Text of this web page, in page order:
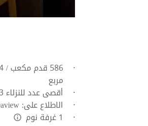
مربع
أقصى عدد للنزلاء 3
الاطلاع على: Seaview
1 غرفة نوم